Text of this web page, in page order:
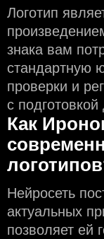
Логотип
знака вам
стандартную
проверки и
с
Как
Нейросеть
актуальных
позволяет ей